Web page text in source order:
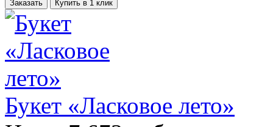
Заказать Купить в 1 клик
Букет «Ласковое лето»